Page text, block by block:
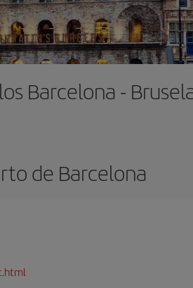
Barcelona -
de Barcelona